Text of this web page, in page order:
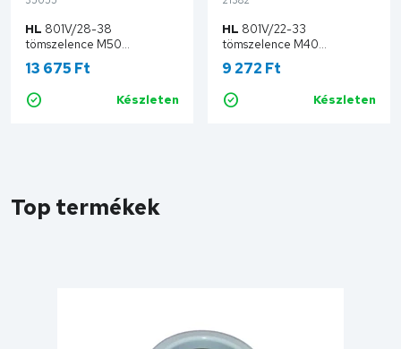
HL 801V/28-38
tömszelence M50
HL801V/28-38
13 675 Ft
Készleten
Kosárba
HL 801V/22-33
tömszelence M40
HL801V/22-33
9 272 Ft
Készleten
Kosárba
Top termékek